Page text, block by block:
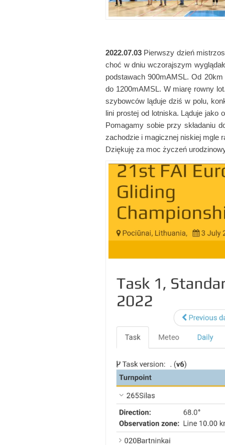
2022.07.03 Pierwszy dzień
choć w dniu wczorajszym
podstawach 900mAMSL. Od
do 1200mAMSL. W miarę rowny
szybowców ląduje dziś w polu,
lini prostej od lotniska. Ląduje
Pomagamy sobie przy składaniu
zachodzie i magicznej niskiej mgle
Dziękuję za moc życzeń